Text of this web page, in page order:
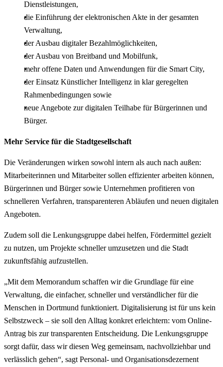
Dienstleistungen,
die Einführung der elektronischen Akte in der gesamten
Verwaltung,
der Ausbau digitaler Bezahlmöglichkeiten,
der Ausbau von Breitband und Mobilfunk,
mehr offene Daten und Anwendungen für die Smart City,
der Einsatz Künstlicher Intelligenz in klar geregelten
Rahmenbedingungen sowie
neue Angebote zur digitalen Teilhabe für Bürgerinnen und
Bürger.
Mehr Service für die Stadtgesellschaft
Die Veränderungen wirken sowohl intern als auch nach außen:
Mitarbeiterinnen und Mitarbeiter sollen effizienter arbeiten können,
Bürgerinnen und Bürger sowie Unternehmen profitieren von
schnelleren Verfahren, transparenteren Abläufen und neuen digitalen
Angeboten.
Zudem soll die Lenkungsgruppe dabei helfen, Fördermittel gezielt
zu nutzen, um Projekte schneller umzusetzen und die Stadt
zukunftsfähig aufzustellen.
„Mit dem Memorandum schaffen wir die Grundlage für eine
Verwaltung, die einfacher, schneller und verständlicher für die
Menschen in Dortmund funktioniert. Digitalisierung ist für uns kein
Selbstzweck – sie soll den Alltag konkret erleichtern: vom Online-
Antrag bis zur transparenten Entscheidung. Die Lenkungsgruppe
sorgt dafür, dass wir diesen Weg gemeinsam, nachvollziehbar und
verlässlich gehen“, sagt Personal- und Organisationsdezernent